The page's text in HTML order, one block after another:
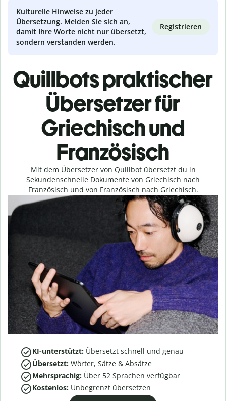
Kulturelle Hinweise zu jeder
Übersetzung. Melden Sie sich an,
damit Ihre Worte nicht nur übersetzt,
sondern verstanden werden.
Registrieren
Quillbots praktischer
Übersetzer für
Griechisch und
Französisch
Mit dem Übersetzer von Quillbot übersetzt du in
Sekundenschnelle Dokumente von Griechisch nach
Französisch und von Französisch nach Griechisch.
KI-unterstützt: Übersetzt schnell und genau
Übersetzt: Wörter, Sätze & Absätze
Mehrsprachig: Über 52 Sprachen verfügbar
Kostenlos: Unbegrenzt übersetzen